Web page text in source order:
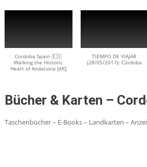
Cordoba Spain 🇪🇸
Walking the Historic
Heart of Andalusia [4K]
TIEMPO DE VIAJAR
(28/05/2017): Córdoba
Bücher & Karten –
Taschenbücher – E-Books – Landkarten –